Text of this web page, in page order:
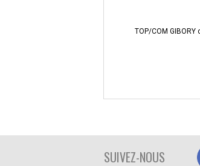
TOP/COM
SUIVEZ-NOUS